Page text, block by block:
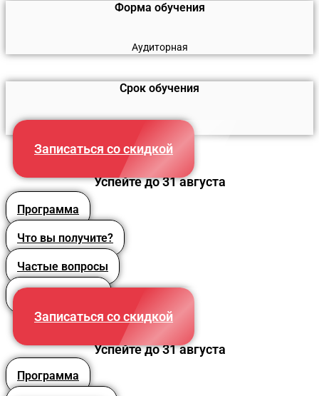
Форма обучения
Аудиторная
Срок обучения
Записаться со скидкой
Успейте до 31 августа
Программа
Что вы получите?
Частые вопросы
Преподаватели
Записаться со скидкой
Успейте до 31 августа
Программа